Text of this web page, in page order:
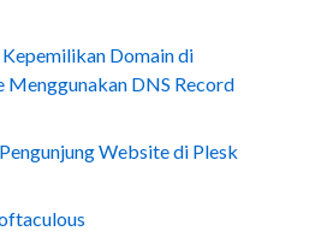
Domain di
Menggunakan DNS Record
Website di Plesk